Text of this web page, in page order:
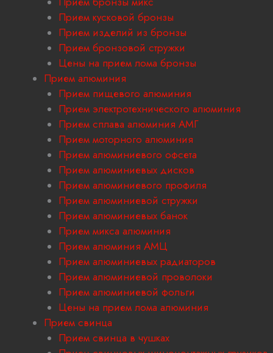
Прием кусковой бронзы
Прием изделий из бронзы
Прием бронзовой стружки
Цены на прием лома бронзы
Прием алюминия
Прием пищевого алюминия
Прием электротехнического алюминия
Прием сплава алюминия АМГ
Прием моторного алюминия
Прием алюминиевого офсета
Прием алюминиевых дисков
Прием алюминиевого профиля
Прием алюминиевой стружки
Прием алюминиевых банок
Прием микса алюминия
Прием алюминия АМЦ
Прием алюминиевых радиаторов
Прием алюминиевой проволоки
Прием алюминиевой фольги
Цены на прием лома алюминия
Прием свинца
Прием свинца в чушках